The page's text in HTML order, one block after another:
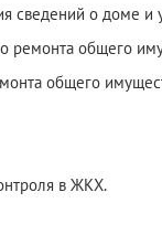
сведений о доме
ремонта общего
общего
в ЖКХ.